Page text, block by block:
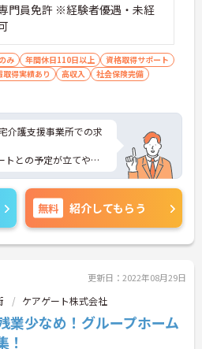
門員免許 ※経験者優遇・未経
み 年間休日110日以上
資格取得サポート
得実績あり 高収入
社会保険完備
介護支援事業所での求
トとの予定が立てやす
お問い合わせくださ
無料 紹介してもらう
更新日：2022年08月29日
ケアゲート株式会社
業少なめ！グループホーム
！